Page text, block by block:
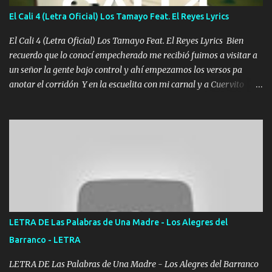
aunque ustedes no sepan Pero la vida es muy corta Hay que
echarle chingazos Y seguir trabajando porque nada es...
El Cali 4 (Letra Oficial) Los Tamayo Feat. El Reyes Lyrics
El Cali 4 (Letra Oficial) Los Tamayo Feat. El Reyes Lyrics Bien
recuerdo que lo conocí empecherado me recibió fuimos a visitar a
un señor la gente bajo control y ahí empezamos los versos pa
anotar el corridón Y en la escuelita con mi carnal y a Cuervito
verde se le extraña pa que sepan Aquí Pura GENTE DE LA RANA 🐸
POR CLAVE ES EL CALI 4 EN LA CIUDAD TIJUANA Música Al
tirante andamos mi carnal atento a cualquier necesidad no porque
se ve limpio el camino nos confiamos al andar y nunca con la
misma piedra me vuelvo a tropezar Cuando ando de enamorado
en corto me tiró a per...
LETRA DE Las Palabras de Una Madre - Los Alegres del
Barranco - LETRA
LETRA DE Las Palabras de Una Madre - Los Alegres del Barranco